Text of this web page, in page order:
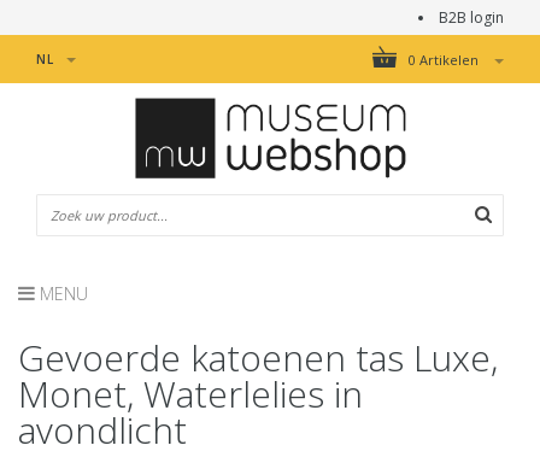
B2B login
0 Artikelen
NL
MENU
Gevoerde katoenen tas Luxe,
Monet, Waterlelies in
avondlicht